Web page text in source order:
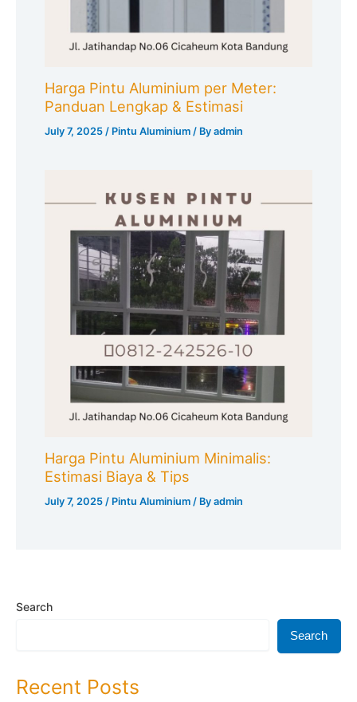
Harga Pintu Aluminium per Meter:
Panduan Lengkap & Estimasi
July 7, 2025 / Pintu Aluminium / Byadmin
Harga Pintu Aluminium Minimalis:
Estimasi Biaya & Tips
July 7, 2025 / Pintu Aluminium / Byadmin
Search
Search
Recent Posts